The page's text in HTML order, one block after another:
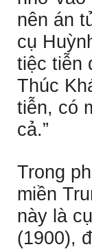
nên án
cụ
tiệc tiễn
Thúc
tiễn, có
cả.”
Trong
miền
này là
(1900),